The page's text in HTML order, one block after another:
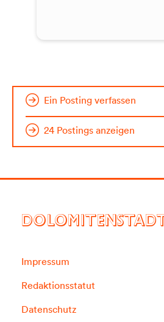
Ein Posting verfassen
24 Postings anzeigen
DOLOMITENSTADT
Impressum
Redaktionsstatut
Datenschutz